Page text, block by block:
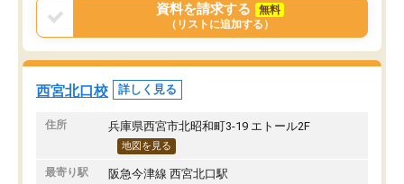
資料を請求する
無料
（リストに追加する）
西宮北口校 詳しく見る
住所 兵庫県西宮市北昭和町3-19 エトール2F
地図を見る
最寄り駅 阪急今津線 西宮北口駅